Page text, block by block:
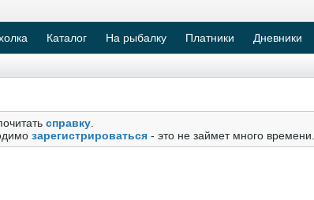
Каталог На рыбалку Платники Дневники
справку
зарегистрироваться - это не займет много